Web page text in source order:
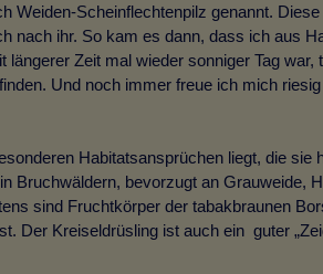
Weiden-Scheinflechtenpilz genannt.
nach ihr. So kam es dann, dass ich aus
Zeit mal wieder sonniger Tag war,
Und noch immer freue ich mich
Habitatsansprüchen liegt, die sie
Bruchwäldern, bevorzugt an Grauweide,
sind Fruchtkörper der tabakbraunen
Der Kreiseldrüsling ist auch ein guter